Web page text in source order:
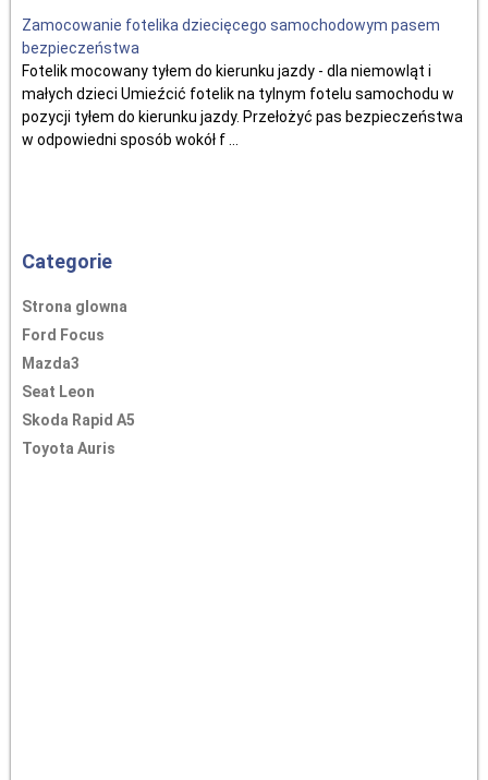
Zamocowanie fotelika dziecięcego samochodowym pasem
bezpieczeństwa
Fotelik mocowany tyłem do kierunku jazdy - dla niemowląt i
małych dzieci Umieźcić fotelik na tylnym fotelu samochodu w
pozycji tyłem do kierunku jazdy. Przełożyć pas bezpieczeństwa
w odpowiedni sposób wokół f ...
Categorie
Strona glowna
Ford Focus
Mazda3
Seat Leon
Skoda Rapid A5
Toyota Auris